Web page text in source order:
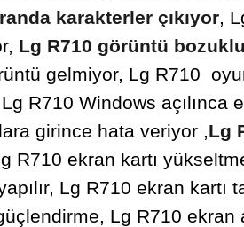
karakterler çıkıyor,
Lg R710 görüntü
gelmiyor, Lg R710
R710 Windows açılınca
girince hata veriyor ,Lg
R710 ekran kartı
Lg R710 ekran kartı
Lg R710 ekran